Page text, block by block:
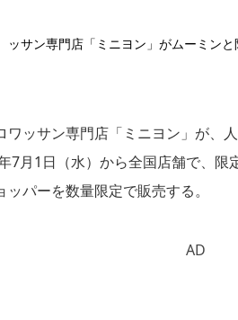
ワッサン専門店「ミニヨン」が、
7月1日（水）から全国店舗で、
パーを数量限定で販売する。
AD